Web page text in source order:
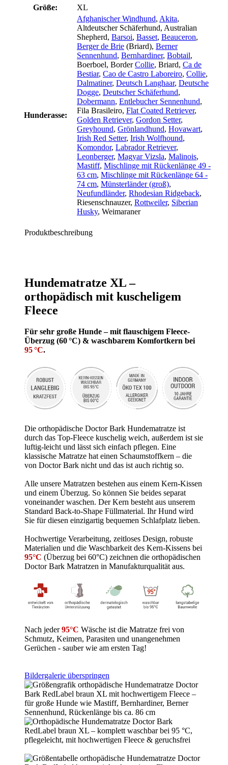
Größe:
XL
Hunderasse:
Afghanischer Windhund, Akita,
Altdeutscher Schäferhund, Australian
Shepherd, Barsoi, Basset, Beauceron,
Berger de Brie (Briard), Berner
Sennenhund, Bernhardiner, Bobtail,
Boerboel, BorderCollie, Briard, Ca de
Bestiar, Cao de Castro Laboreiro, Collie,
Dalmatiner, Deutsch Langhaar, Deutsche
Dogge, Deutscher Schäferhund,
Dobermann, Entlebucher Sennenhund,
Fila Brasileiro, Flat Coated Retriever,
Golden Retriever, Gordon Setter,
Greyhound, Grönlandhund, Hovawart,
Irish Red Setter, Irish Wolfhound,
Komondor, Labrador Retriever,
Leonberger, Magyar Vizsla, Malinois,
Mastiff, Mischlinge mit Rückenlänge 49 -
63 cm, Mischlinge mit Rückenlänge 64 -
74 cm, Münsterländer (groß),
Neufundländer, Rhodesian Ridgeback,
Riesenschnauzer, Rottweiler, Siberian
Husky, Weimaraner
Produktbeschreibung
Hundematratze XL –
orthopädisch mit kuscheligem
Fleece
Für sehr große Hunde – mit flauschigem Fleece-
Überzug (60 °C) & waschbarem Komfortkern bei
95 °C.
Die orthopädische Doctor Bark Hundematratze ist
durch das Top-Fleece kuschelig weich, außerdem ist sie
luftig-leicht und lässt sich einfach pflegen. Eine
klassische Matratze hat einen Schaumstoffkern – die
von Doctor Bark nicht und das ist auch richtig so.
Alle unsere Matratzen bestehen aus einem Kern-Kissen
und einem Überzug. So können Sie beides separat
voneinander waschen. Der Kern besteht aus unserem
Standard Back-to-Shape Füllmaterial. Ihr Hund wird
Sie für diesen einzigartig bequemen Schlafplatz lieben.
Hochwertige Verarbeitung, zeitloses Design, robuste
Materialien und die Waschbarkeit des Kern-Kissens bei
95°C (Überzug bei 60°C) zeichnen die orthopädischen
Doctor Bark Matratzen in Manufakturqualität aus.
Nach jeder95°C Wäsche ist die Matratze frei von
Schmutz, Keimen, Parasiten und unangenehmen
Gerüchen - sauber wie am ersten Tag!
Bildergalerie überspringen